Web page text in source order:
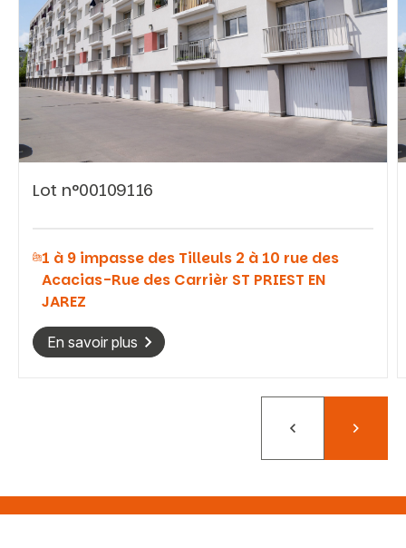
Rechercher
Lot n°00109116
1 à 9 impasse des Tilleuls 2 à 10 rue des
Acacias-Rue des Carrièr ST PRIEST EN
JAREZ
En savoir plus
PrécédentSuivant